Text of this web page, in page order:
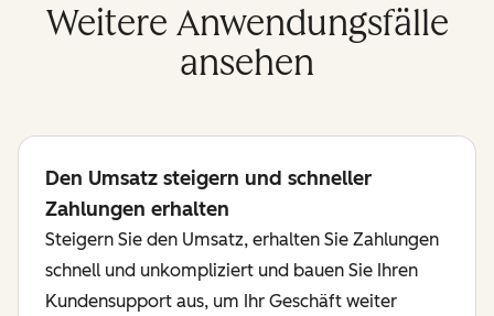
Weitere Anwendungsfälle
ansehen
Den Umsatz steigern und schneller
Zahlungen erhalten
Steigern Sie den Umsatz, erhalten Sie Zahlungen
schnell und unkompliziert und bauen Sie Ihren
Kundensupport aus, um Ihr Geschäft weiter